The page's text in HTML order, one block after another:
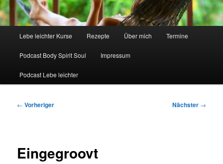
Lebe leichter Kurse Rezepte Über mich Termine
Podcast Body Spirit Soul Impressum
Podcast Lebe leichter
Beitragsnavigation
← Vorheriger Nächster →
Eingegroovt